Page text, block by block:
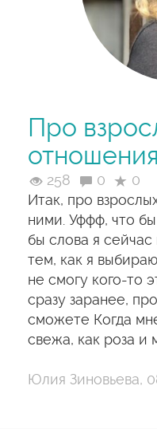
Про
258 0
0
Итак, про
ними. Уффф, что
бы слова я
тем, как я
не смогу кого-то
сразу заранее,
сможете Когда
свежа, как роза и
Юлия Зиновьева,